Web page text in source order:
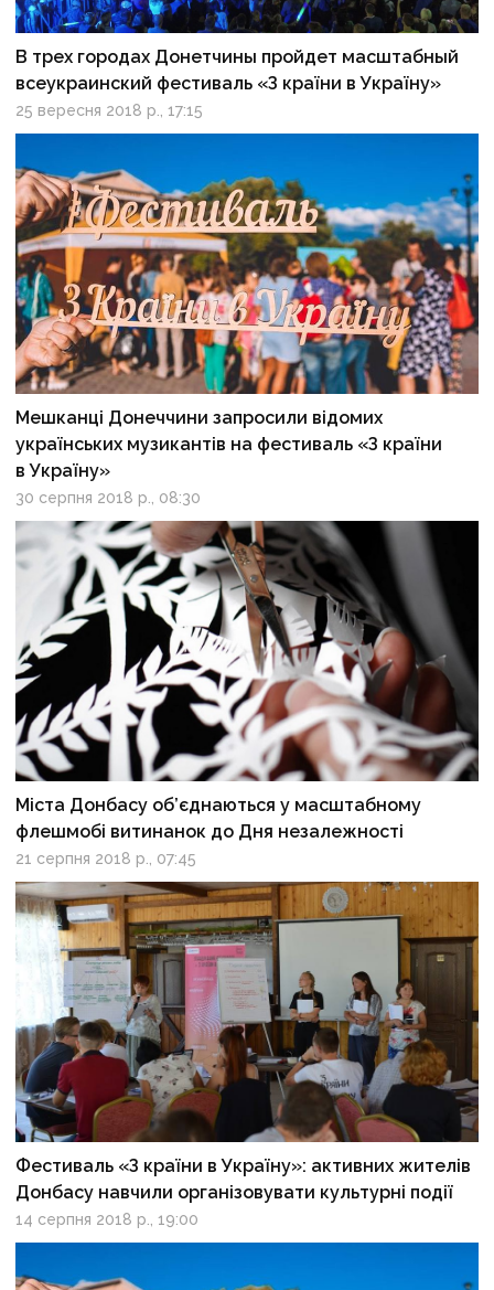
В трех городах Донетчины пройдет масштабный
всеукраинский фестиваль «З країни в Україну»
25 вересня 2018 р., 17:15
Мешканці Донеччини запросили відомих
українських музикантів на фестиваль «З країни
в Україну»
30 серпня 2018 р., 08:30
Міста Донбасу об’єднаються у масштабному
флешмобі витинанок до Дня незалежності
21 серпня 2018 р., 07:45
Фестиваль «З країни в Україну»: активних жителів
Донбасу навчили організовувати культурні події
14 серпня 2018 р., 19:00